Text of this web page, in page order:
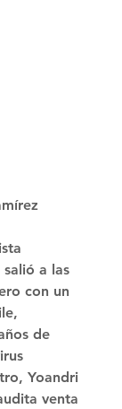
a las
con un
de
Yoandri
venta